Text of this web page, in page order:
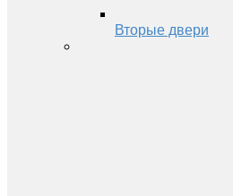
Вторые двери